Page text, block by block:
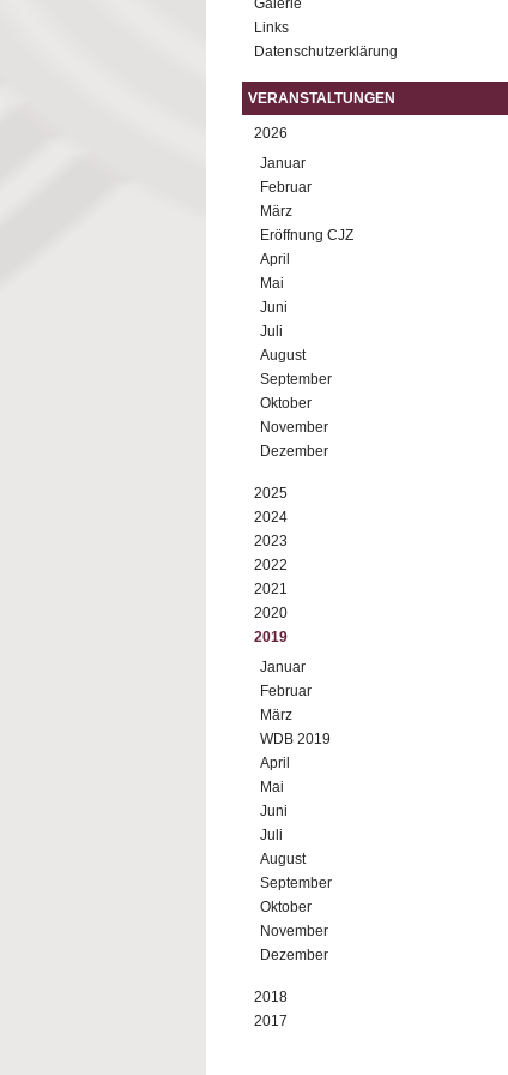
Galerie
Links
Datenschutzerklärung
VERANSTALTUNGEN
2026
Januar
Februar
März
Eröffnung CJZ
April
Mai
Juni
Juli
August
September
Oktober
November
Dezember
2025
2024
2023
2022
2021
2020
2019
Januar
Februar
März
WDB 2019
April
Mai
Juni
Juli
August
September
Oktober
November
Dezember
2018
2017